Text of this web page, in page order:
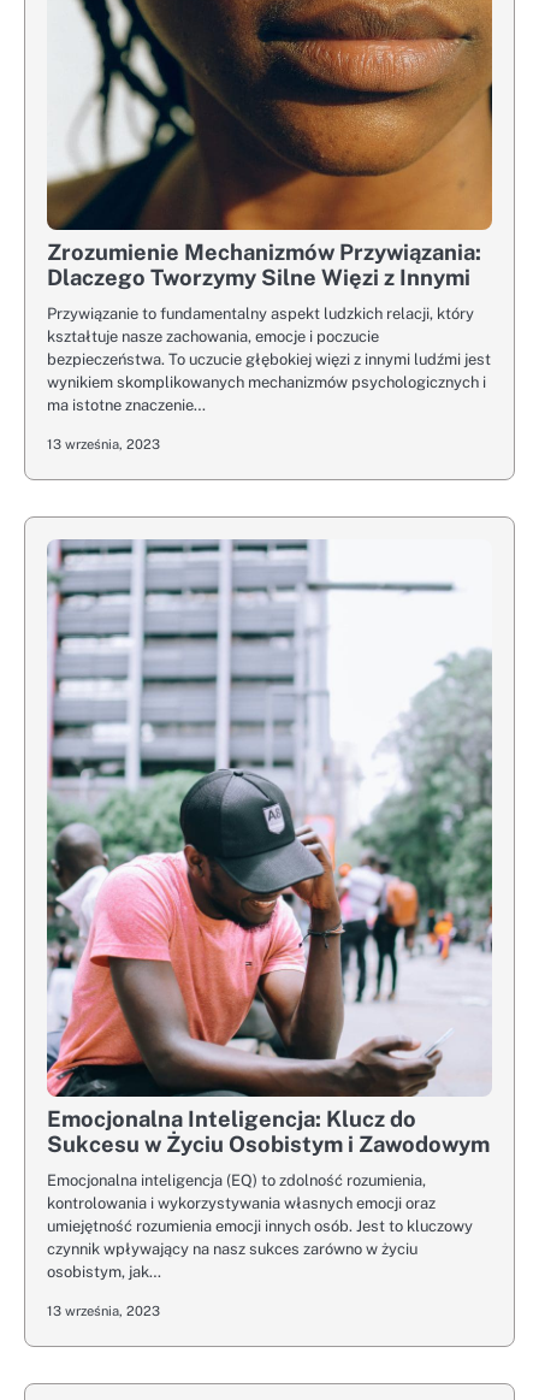
Zrozumienie Mechanizmów Przywiązania:
Dlaczego Tworzymy Silne Więzi z Innymi
Przywiązanie to fundamentalny aspekt ludzkich relacji, który
kształtuje nasze zachowania, emocje i poczucie
bezpieczeństwa. To uczucie głębokiej więzi z innymi ludźmi jest
wynikiem skomplikowanych mechanizmów psychologicznych i
ma istotne znaczenie…
13 września, 2023
Emocjonalna Inteligencja: Klucz do
Sukcesu w Życiu Osobistym i Zawodowym
Emocjonalna inteligencja (EQ) to zdolność rozumienia,
kontrolowania i wykorzystywania własnych emocji oraz
umiejętność rozumienia emocji innych osób. Jest to kluczowy
czynnik wpływający na nasz sukces zarówno w życiu
osobistym, jak…
13 września, 2023